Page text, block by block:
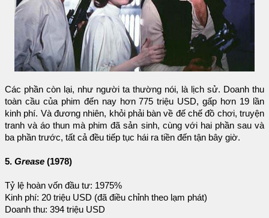
Các phần còn lại, như người ta thường nói, là lịch sử. Doanh thu
toàn cầu của phim đến nay hơn 775 triệu USD, gấp hơn 19 lần
kinh phí. Và đương nhiên, khỏi phải bàn về đế chế đồ chơi, truyện
tranh và áo thun mà phim đã sản sinh, cùng với hai phần sau và
ba phần trước, tất cả đều tiếp tục hái ra tiền đến tận bây giờ.
5. Grease (1978)
Tỷ lệ hoàn vốn đầu tư: 1975%
Kinh phí: 20 triệu USD (đã điều chỉnh theo lạm phát)
Doanh thu: 394 triệu USD